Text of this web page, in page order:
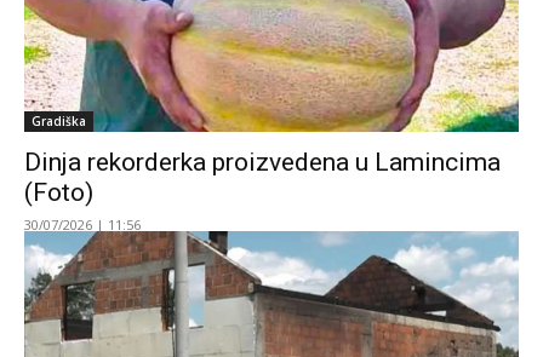
Gradiška
Dinja rekorderka proizvedena u Lamincima
(Foto)
30/07/2026 | 11:56